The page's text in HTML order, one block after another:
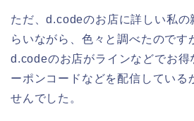
ただ、d.codeのお店に詳しい私の
らいながら、色々と調べたのです
d.codeのお店がラインなどでお得
ーポンコードなどを配信している
せんでした。